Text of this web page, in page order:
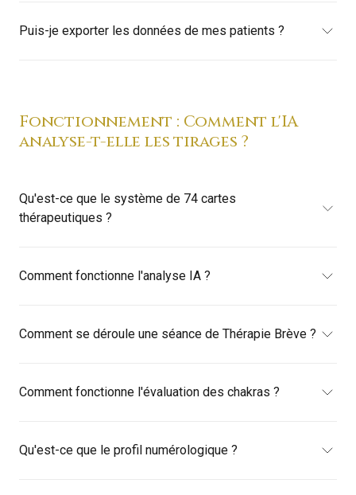
Puis-je exporter les données de mes patients ?
Fonctionnement : Comment l'IA
analyse-t-elle les tirages ?
Qu'est-ce que le système de 74 cartes
thérapeutiques ?
Comment fonctionne l'analyse IA ?
Comment se déroule une séance de Thérapie Brève ?
Comment fonctionne l'évaluation des chakras ?
Qu'est-ce que le profil numérologique ?